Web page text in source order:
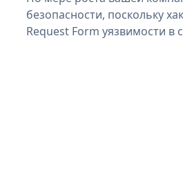
безопасности, поскольку
Request Form уязвимости в